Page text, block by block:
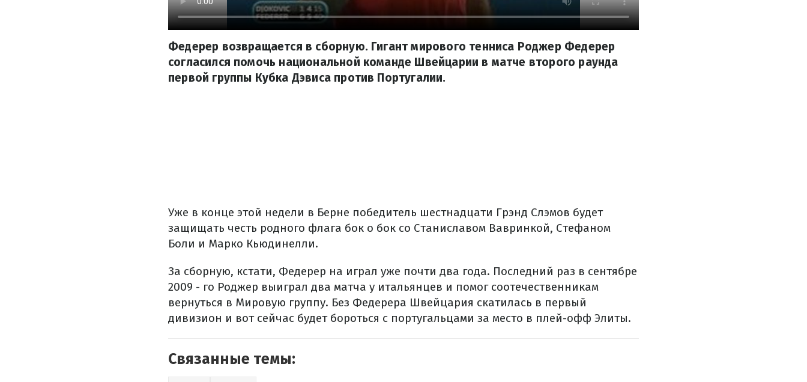
Федерер возвращается в сборную. Гигант мирового тенниса Роджер Федерер
согласился помочь национальной команде Швейцарии в матче второго раунда
первой группы Кубка Дэвиса против Португалии.
Уже в конце этой недели в Берне победитель шестнадцати Грэнд Слэмов будет
защищать честь родного флага бок о бок со Станиславом Вавринкой, Стефаном
Боли и Марко Кьюдинелли.
За сборную, кстати, Федерер на играл уже почти два года. Последний раз в сентябре
2009 - го Роджер выиграл два матча у итальянцев и помог соотечественникам
вернуться в Мировую группу. Без Федерера Швейцария скатилась в первый
дивизион и вот сейчас будет бороться с португальцами за место в плей-офф Элиты.
Связанные темы: